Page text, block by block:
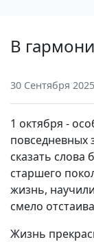
О
В
30 Сентября 2025
1 октября -
повседневных
сказать слова
старшего
жизнь,
смело
Жизнь